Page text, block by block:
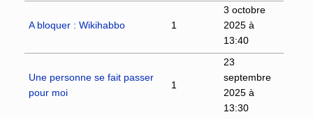
A bloquer : Wikihabbo 1
3 octobre
2025 à
13:40
Une personne se fait passer
pour moi
1
23
septembre
2025 à
13:30